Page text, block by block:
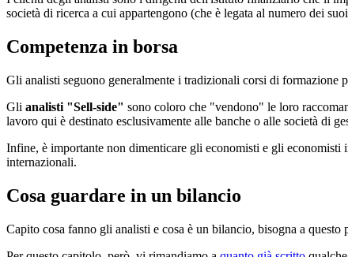
società di ricerca a cui appartengono (che è legata al numero dei
Competenza in borsa
Gli analisti seguono generalmente i tradizionali corsi di formazione
Gli analisti "Sell-side" sono coloro che "vendono" le loro
lavoro qui è destinato esclusivamente alle banche o alle società di
Infine, è importante non dimenticare gli economisti e gli economisti
internazionali.
Cosa guardare in un bilancio
Capito cosa fanno gli analisti e cosa è un bilancio, bisogna a